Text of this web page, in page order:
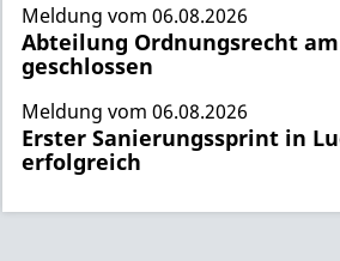
Meldung vom 06.08.2026
Abteilung Ordnungsrecht
geschlossen
Meldung vom 06.08.2026
Erster Sanierungssprint in
erfolgreich